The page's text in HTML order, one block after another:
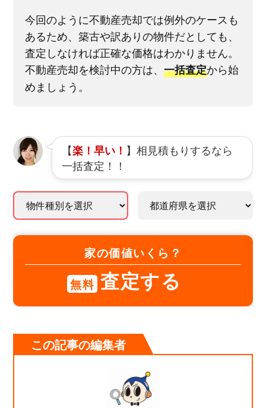
今回のように不動産売却では例外のケースも
あるため、築古や訳ありの物件だとしても、
査定しなければ正確な価格はわかりません。
不動産売却を検討中の方は、 一括査定から始
めましょう。
【楽！早い！ 】相見積もりするなら
一括査定！！
家の価値いくら？
無料 査定する
この記事の編集者